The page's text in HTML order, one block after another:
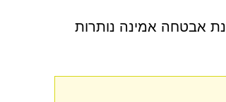
אבטחה אמינה נותרות